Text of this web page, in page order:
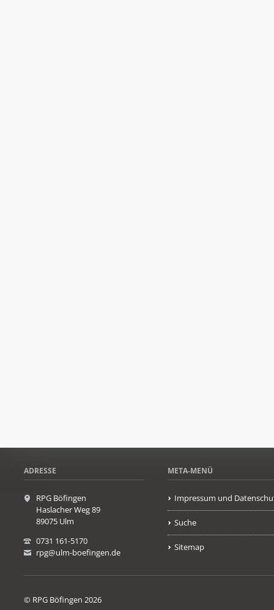
ADRESSE
RPG Böfingen
Haslacher Weg 89
89075 Ulm
0731 161-5170
rpg@ulm-boefingen.de
META-MENÜ
Impressum und
Suche
Sitemap
© RPG Böfingen 2026